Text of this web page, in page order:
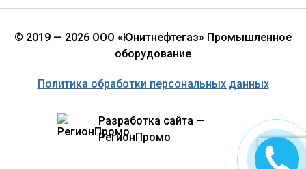
© 2019 — 2026 ООО «Юнитнефтегаз» Промышленное
оборудование
Политика обработки персональных данных
Разработка сайта —
РегионПромо